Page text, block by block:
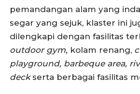
pemandangan alam yang
segar yang sejuk, klaster ini
dilengkapi dengan fasilitas
outdoor gym, kolam renang,
playground, barbeque area,
deckserta berbagai fasilitas